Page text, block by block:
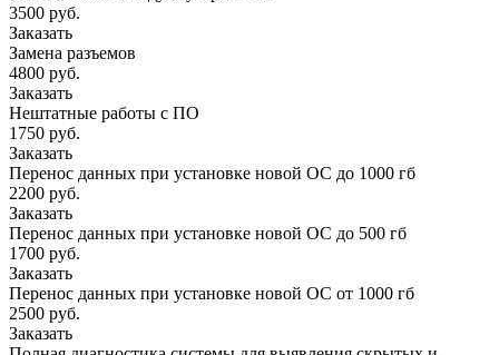
3500 руб.
Заказать
Замена разъемов
4800 руб.
Заказать
Нештатные работы с ПО
1750 руб.
Заказать
Перенос данных при установке новой ОС до 1000 гб
2200 руб.
Заказать
Перенос данных при установке новой ОС до 500 гб
1700 руб.
Заказать
Перенос данных при установке новой ОС от 1000 гб
2500 руб.
Заказать